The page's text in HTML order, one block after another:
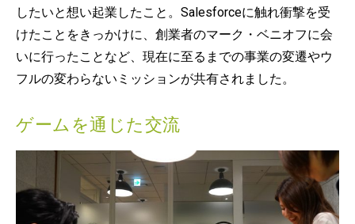
したいと想い起業したこと。Salesforceに触れ衝撃を受
けたことをきっかけに、創業者のマーク・ベニオフに会
いに行ったことなど、現在に至るまでの事業の変遷やウ
フルの変わらないミッションが共有されました。
ゲームを通じた交流